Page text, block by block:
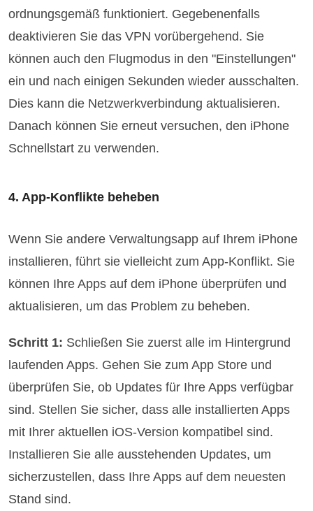
ordnungsgemäß funktioniert. Gegebenenfalls
deaktivieren Sie das VPN vorübergehend. Sie
können auch den Flugmodus in den "Einstellungen"
ein und nach einigen Sekunden wieder ausschalten.
Dies kann die Netzwerkverbindung aktualisieren.
Danach können Sie erneut versuchen, den iPhone
Schnellstart zu verwenden.
4. App-Konflikte beheben
Wenn Sie andere Verwaltungsapp auf Ihrem iPhone
installieren, führt sie vielleicht zum App-Konflikt. Sie
können Ihre Apps auf dem iPhone überprüfen und
aktualisieren, um das Problem zu beheben.
Schritt 1: Schließen Sie zuerst alle im Hintergrund
laufenden Apps. Gehen Sie zum App Store und
überprüfen Sie, ob Updates für Ihre Apps verfügbar
sind. Stellen Sie sicher, dass alle installierten Apps
mit Ihrer aktuellen iOS-Version kompatibel sind.
Installieren Sie alle ausstehenden Updates, um
sicherzustellen, dass Ihre Apps auf dem neuesten
Stand sind.